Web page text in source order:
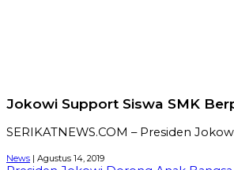
Jokowi Support Siswa SMK
SERIKATNEWS.COM – Presiden
News | Agustus 14, 2019